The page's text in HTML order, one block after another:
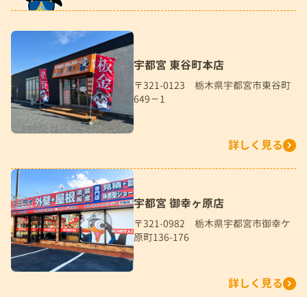
宇都宮 東谷町本店
〒321-0123 栃木県宇都宮市東谷町
649－1
詳しく見る
宇都宮 御幸ヶ原店
〒321-0982 栃木県宇都宮市御幸ケ
原町136-176
詳しく見る